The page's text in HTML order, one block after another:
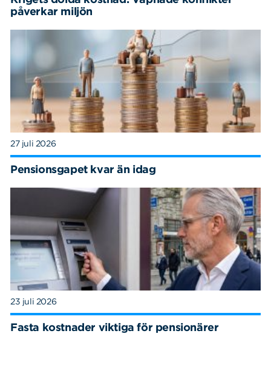
påverkar miljön
27 juli 2026
Pensionsgapet kvar än idag
23 juli 2026
Fasta kostnader viktiga för pensionärer